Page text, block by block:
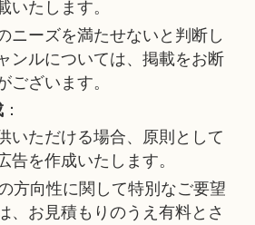
いたします。
ニーズを満たせないと判断し
ンルについては、掲載をお断
ございます。
：
いただける場合、原則として
告を作成いたします。
方向性に関して特別なご要望
、お見積もりのうえ有料とさ